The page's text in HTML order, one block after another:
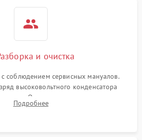
и очистка
соблюдением сервисных мануалов.
высоковольтного конденсатора
Очистка внутренних узлов от
влаги с помощью спецсредств.
Подробнее